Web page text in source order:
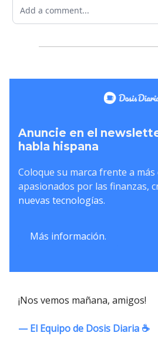
Add a comment...
Anuncie en el
habla hispana
Coloque su marca frente a más
apasionados por las finanzas,
nuevas tecnologías.
Más información.
¡Nos vemos mañana, amigos!
— El Equipo de Dosis Diaria ☕️